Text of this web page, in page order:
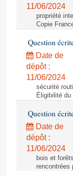
11/06/2024
propriété
Copie
Question
Date de
dépôt :
11/06/2024
sécurité
Éligibilité
Question
Date de
dépôt :
11/06/2024
bois et
rencontrées